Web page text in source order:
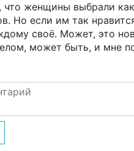
что женщины выбрали
Но если им так
своё. Может, это
может быть, и мне